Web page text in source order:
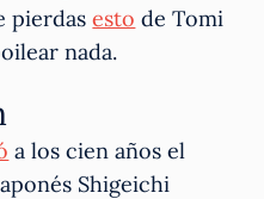
pierdasesto de Tomi
nada.
a los cien años el
Shigeichi